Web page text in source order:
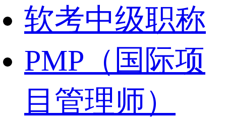
软考中级职称
PMP（国际项
目管理师）